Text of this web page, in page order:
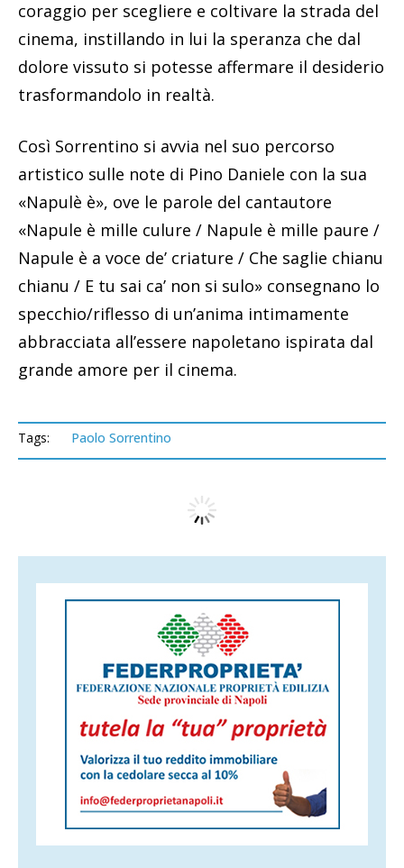
coraggio per scegliere e coltivare la strada del
cinema, instillando in lui la speranza che dal
dolore vissuto si potesse affermare il desiderio
trasformandolo in realtà.
Così Sorrentino si avvia nel suo percorso
artistico sulle note di Pino Daniele con la sua
«Napulè è», ove le parole del cantautore
«Napule è mille culure / Napule è mille paure /
Napule è a voce de’ criature / Che saglie chianu
chianu / E tu sai ca’ non si sulo» consegnano lo
specchio/riflesso di un’anima intimamente
abbracciata all’essere napoletano ispirata dal
grande amore per il cinema.
Tags: Paolo Sorrentino